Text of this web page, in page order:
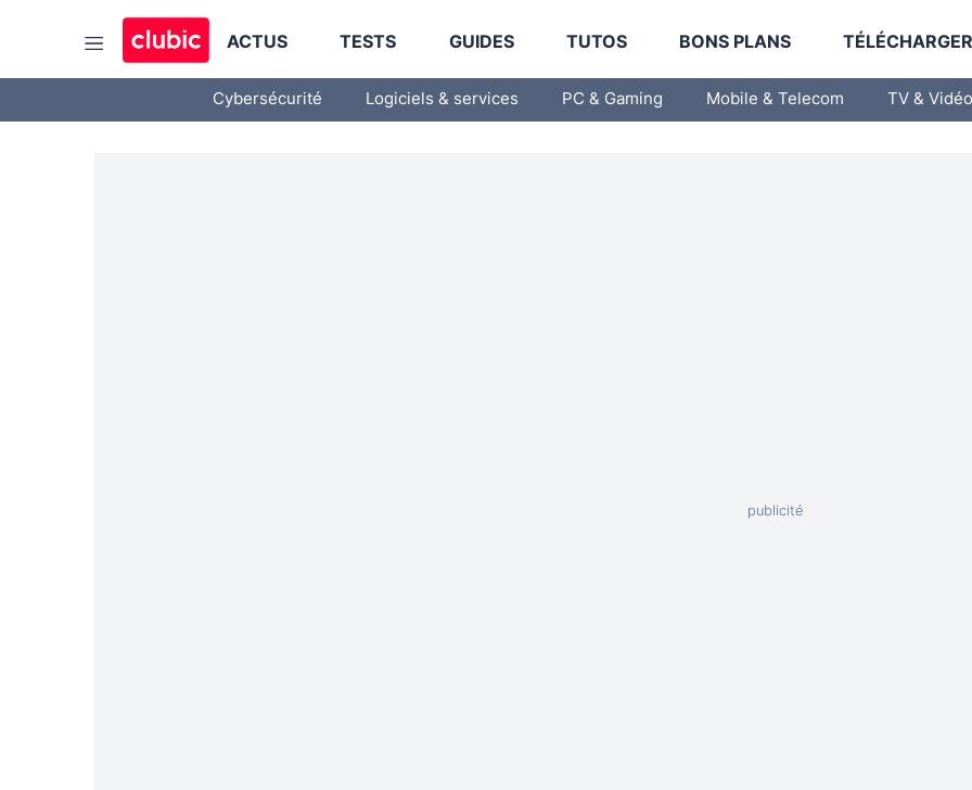
ACTUS TESTS GUIDES TUTOS BONS PLANS
Cybersécurité Logiciels & services PC & Gaming Mobile & Telecom TV & Vidéo